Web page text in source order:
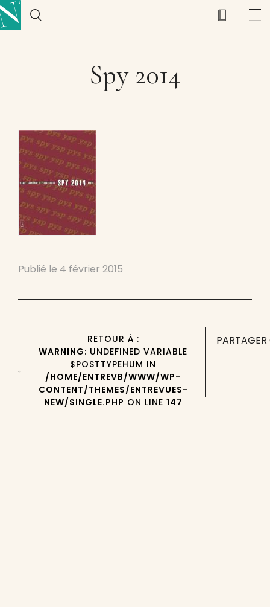
Spy 2014
Publié le 4 février 2015
RETOUR À :
WARNING: UNDEFINED VARIABLE
$POSTTYPEHUM IN
/HOME/ENTREVB/WWW/WP-
CONTENT/THEMES/ENTREVUES-
NEW/SINGLE.PHP ON LINE 147